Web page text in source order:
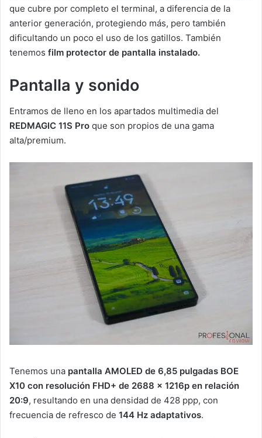
que cubre por completo el terminal, a diferencia de la
anterior generación, protegiendo más, pero también
dificultando un poco el uso de los gatillos. También
tenemos film protector de pantalla instalado.
Pantalla y sonido
Entramos de lleno en los apartados multimedia del
REDMAGIC 11S Pro que son propios de una gama
alta/premium.
Tenemos una pantalla AMOLED de 6,85 pulgadas BOE
X10 con resolución FHD+ de 2688 x 1216p en relación
20:9, resultando en una densidad de 428 ppp, con
frecuencia de refresco de 144 Hz adaptativos.